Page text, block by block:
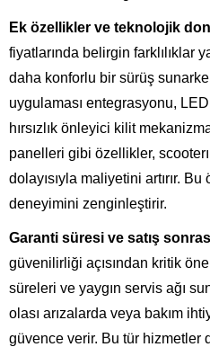
Ek özellikler ve teknolojik
fiyatlarında belirgin farklılıklar
daha konforlu bir sürüş sunarken
uygulaması entegrasyonu,
hırsızlık önleyici kilit
panelleri gibi özellikler,
dolayısıyla maliyetini artırır.
deneyimini zenginleştirir.
Garanti süresi ve satış
güvenilirliği açısından kritik
süreleri ve yaygın servis ağı
olası arızalarda veya bakım
güvence verir. Bu tür hizmetler